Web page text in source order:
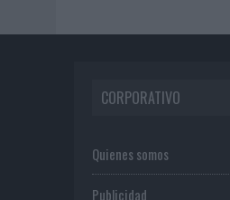
CORPORATIVO
Quienes somos
Publicidad